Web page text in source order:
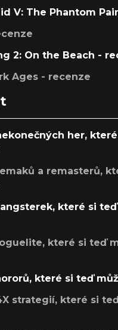
V: The Phantom
2: On the Beach -
Ages - recenze
her,
a remasterů,
které si
které si teď
které si teď
strategií, které si